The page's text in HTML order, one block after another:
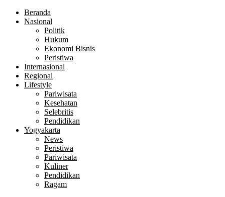
Beranda
Nasional
Politik
Hukum
Ekonomi Bisnis
Peristiwa
Internasional
Regional
Lifestyle
Pariwisata
Kesehatan
Selebritis
Pendidikan
Yogyakarta
News
Peristiwa
Pariwisata
Kuliner
Pendidikan
Ragam